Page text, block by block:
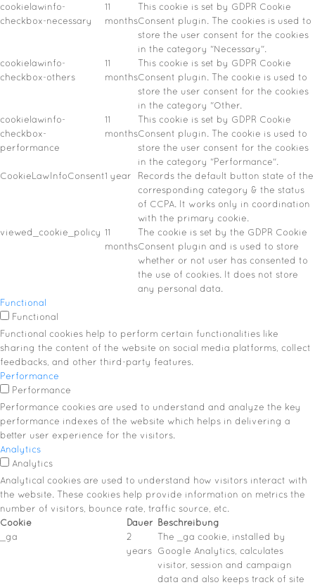
cookielawinfo-
checkbox-necessary
11
months
This cookie is set by GDPR Cookie
Consent plugin. The cookies is used to
store the user consent for the cookies
in the category "Necessary".
cookielawinfo-
checkbox-others
11
months
This cookie is set by GDPR Cookie
Consent plugin. The cookie is used to
store the user consent for the cookies
in the category "Other.
cookielawinfo-
checkbox-
performance
11
months
This cookie is set by GDPR Cookie
Consent plugin. The cookie is used to
store the user consent for the cookies
in the category "Performance".
CookieLawInfoConsent1 year
Records the default button state of the
corresponding category & the status
of CCPA. It works only in coordination
with the primary cookie.
viewed_cookie_policy 11
months
The cookie is set by the GDPR Cookie
Consent plugin and is used to store
whether or not user has consented to
the use of cookies. It does not store
any personal data.
Functional
Functional
Functional cookies help to perform certain functionalities like
sharing the content of the website on social media platforms, collect
feedbacks, and other third-party features.
Performance
Performance
Performance cookies are used to understand and analyze the key
performance indexes of the website which helps in delivering a
better user experience for the visitors.
Analytics
Analytics
Analytical cookies are used to understand how visitors interact with
the website. These cookies help provide information on metrics the
number of visitors, bounce rate, traffic source, etc.
Cookie
Dauer Beschreibung
_ga
2
years
The _ga cookie, installed by
Google Analytics, calculates
visitor, session and campaign
data and also keeps track of site